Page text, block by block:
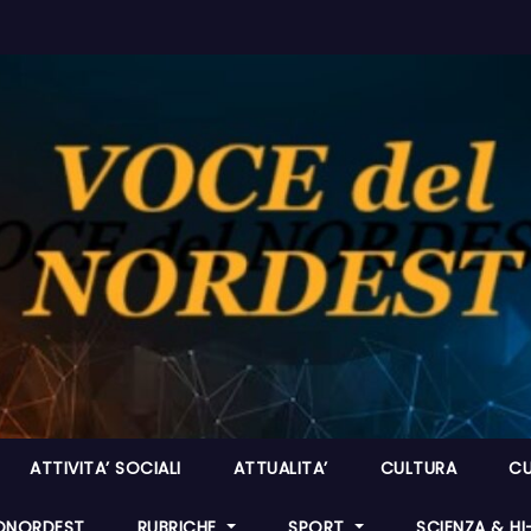
ATTIVITA’ SOCIALI ATTUALITA’ CULTURA